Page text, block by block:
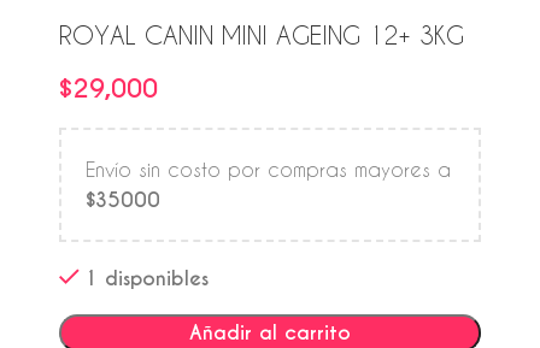
ROYAL CANIN MINI AGEING 12+ 3KG
$29,000
Envío sin costo por compras mayores a
$35000
1 disponibles
Añadir al carrito